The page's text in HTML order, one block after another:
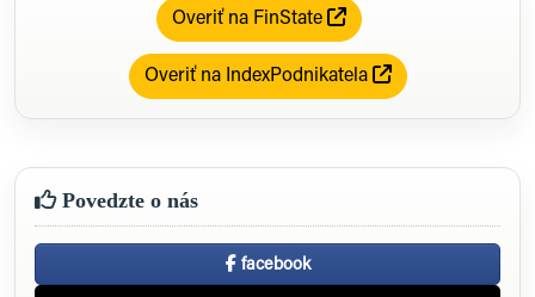
Overiť na FinState
Overiť na IndexPodnikatela
Povedzte o nás
facebook